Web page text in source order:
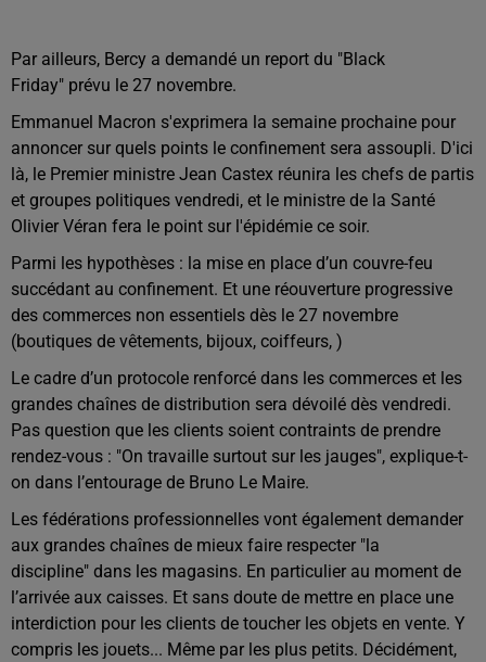
Par ailleurs, Bercy a demandé un report du "Black
Friday" prévu le 27 novembre.
Emmanuel Macron s'exprimera la semaine prochaine pour
annoncer sur quels points le confinement sera assoupli. D'ici
là, le Premier ministre Jean Castex réunira les chefs de partis
et groupes politiques vendredi, et le ministre de la Santé
Olivier Véran fera le point sur l'épidémie ce soir.
Parmi les hypothèses : la mise en place d’un couvre-feu
succédant au confinement. Et une réouverture progressive
des commerces non essentiels dès le 27 novembre
(boutiques de vêtements, bijoux, coiffeurs, )
Le cadre d’un protocole renforcé dans les commerces et les
grandes chaînes de distribution sera dévoilé dès vendredi.
Pas question que les clients soient contraints de prendre
rendez-vous : "On travaille surtout sur les jauges", explique-t-
on dans l’entourage de Bruno Le Maire.
Les fédérations professionnelles vont également demander
aux grandes chaînes de mieux faire respecter "la
discipline" dans les magasins. En particulier au moment de
l’arrivée aux caisses. Et sans doute de mettre en place une
interdiction pour les clients de toucher les objets en vente. Y
compris les jouets... Même par les plus petits. Décidément,